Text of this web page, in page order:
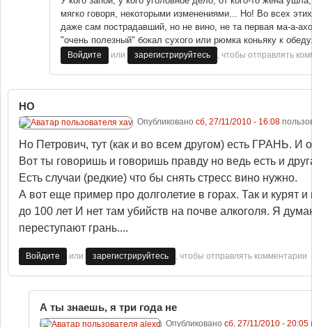
мягко говоря, некоторыми изменениями... Но! Во всех
даже сам пострадавший, но не вино, не та первая ма-а-
"очень полезный" бокал сухого или рюмка коньяку к
Войдите или зарегистрируйтесь , чтобы отправлять
НО
Опубликовано сб, 27/11/2010 - 16:08
Но Петрович, тут (как и во всем другом) есть ГРАНЬ. И
Вот ты говоришь и говоришь правду но ведь есть и
Есть случаи (редкие) что бы снять стресс вино нужно.
А вот еще пример про долголетие в горах. Так и курят
до 100 лет И нет там убийств на почве алкоголя. Я
переступают грань....
Войдите или зарегистрируйтесь , чтобы отправлять комментарии
А ты знаешь, я три года не
Опубликовано сб, 27/11/2010 - 20:05